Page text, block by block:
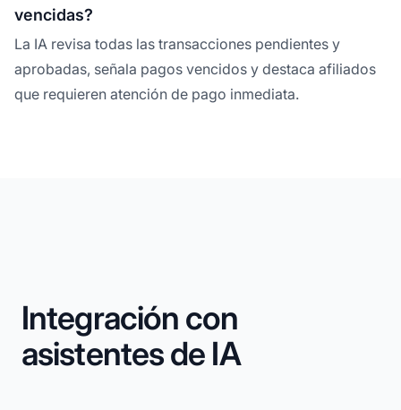
vencidas?
La IA revisa todas las transacciones pendientes y
aprobadas, señala pagos vencidos y destaca afiliados
que requieren atención de pago inmediata.
Integración con
asistentes de IA